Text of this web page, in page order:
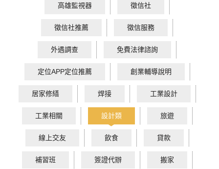
高雄監視器 徵信社
徵信社推薦 徵信服務
外遇調查 免費法律諮詢
定位APP定位推薦 創業輔導說明
居家修繕 焊接 工業設計
工業相關 設計類 旅遊
線上交友 飲食 貸款
補習班 簽證代辦 搬家